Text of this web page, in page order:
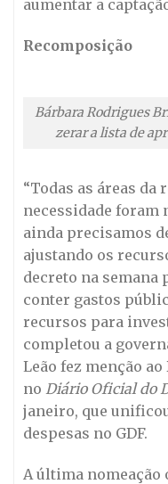
aumentar a
Recomposição
Bárbara Rodrigues
zerar a lista de
“Todas as áreas da
necessidade foram
ainda precisamos
ajustando os
decreto na semana
conter gastos
recursos para
completou a
Leão fez menção ao
no Diário Oficial do
janeiro, que
despesas no GDF.
A última nomeação